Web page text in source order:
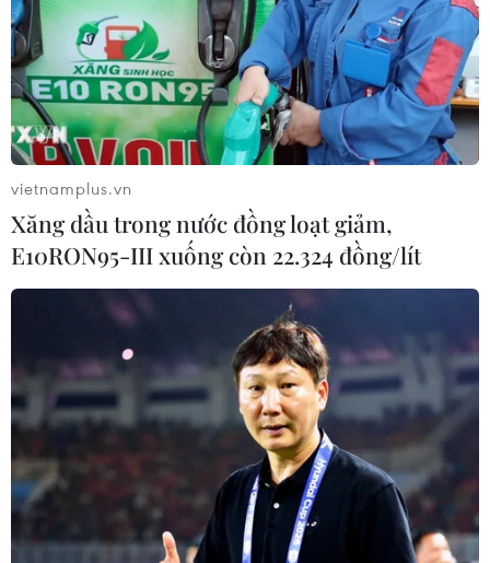
TIN LIÊN QUAN
Tổng thống Trump nhận bức thư nồng ấm
vietnamplus.vn
Xăng dầu trong nước đồng loạt giảm,
E10RON95-III xuống còn 22.324 đồng/lít